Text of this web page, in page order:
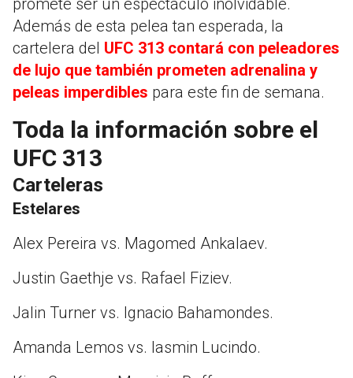
promete ser un espectáculo inolvidable.
Además de esta pelea tan esperada, la
cartelera del UFC 313 contará con peleadores
de lujo que también prometen adrenalina y
peleas imperdibles para este fin de semana.
Toda la información sobre el
UFC 313
Carteleras
Estelares
Alex Pereira vs. Magomed Ankalaev.
Justin Gaethje vs. Rafael Fiziev.
Jalin Turner vs. Ignacio Bahamondes.
Amanda Lemos vs. Iasmin Lucindo.